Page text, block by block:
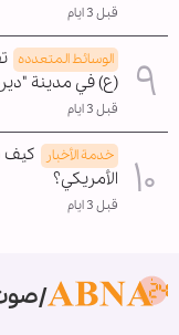
قبل 3 ايام
الوسائط المتعدده
(ع) في مدينة
قبل 3 ايام
خدمة الأخبار
كيف
الأمريكي؟
قبل 3 ايام
صوت